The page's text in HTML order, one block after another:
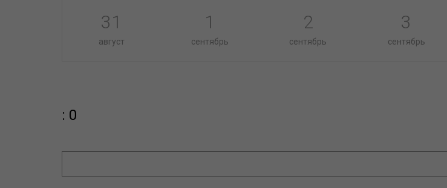
31
август
1
сентябрь
2
сентябрь
3
сентябрь
: 0